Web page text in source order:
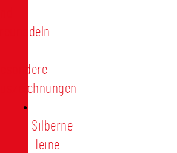
Treunadeln
Besondere
Auszeichnungen
Silberne
Heine